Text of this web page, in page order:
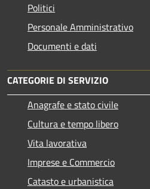
Politici
Personale Amministrativo
Documenti e dati
CATEGORIE DI SERVIZIO
Anagrafe e stato civile
Cultura e tempo libero
Vita lavorativa
Imprese e Commercio
Catasto e urbanistica